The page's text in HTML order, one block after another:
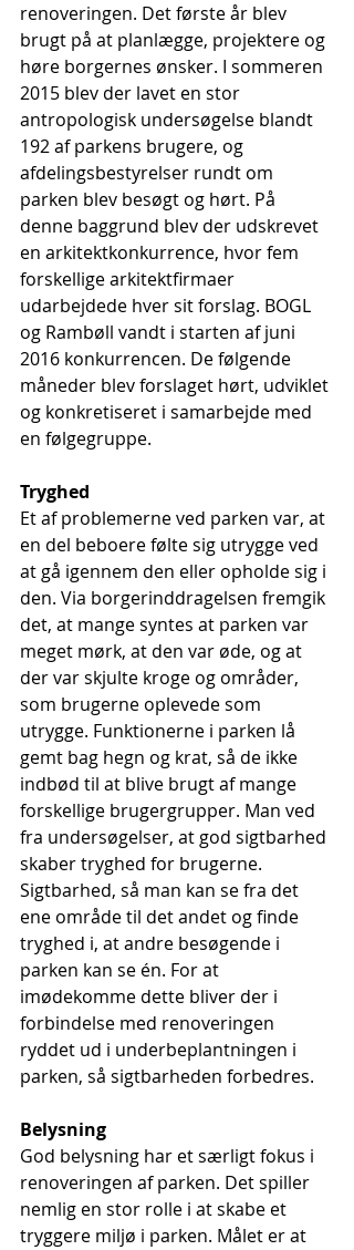
renoveringen. Det første år blev
brugt på at planlægge, projektere og
høre borgernes ønsker. I sommeren
2015 blev der lavet en stor
antropologisk undersøgelse blandt
192 af parkens brugere, og
afdelingsbestyrelser rundt om
parken blev besøgt og hørt. På
denne baggrund blev der udskrevet
en arkitektkonkurrence, hvor fem
forskellige arkitektfirmaer
udarbejdede hver sit forslag. BOGL
og Rambøll vandt i starten af juni
2016 konkurrencen. De følgende
måneder blev forslaget hørt, udviklet
og konkretiseret i samarbejde med
en følgegruppe.
Tryghed
Et af problemerne ved parken var, at
en del beboere følte sig utrygge ved
at gå igennem den eller opholde sig i
den. Via borgerinddragelsen fremgik
det, at mange syntes at parken var
meget mørk, at den var øde, og at
der var skjulte kroge og områder,
som brugerne oplevede som
utrygge. Funktionerne i parken lå
gemt bag hegn og krat, så de ikke
indbød til at blive brugt af mange
forskellige brugergrupper. Man ved
fra undersøgelser, at god sigtbarhed
skaber tryghed for brugerne.
Sigtbarhed, så man kan se fra det
ene område til det andet og finde
tryghed i, at andre besøgende i
parken kan se én. For at
imødekomme dette bliver der i
forbindelse med renoveringen
ryddet ud i underbeplantningen i
parken, så sigtbarheden forbedres.
Belysning
God belysning har et særligt fokus i
renoveringen af parken. Det spiller
nemlig en stor rolle i at skabe et
tryggere miljø i parken. Målet er at